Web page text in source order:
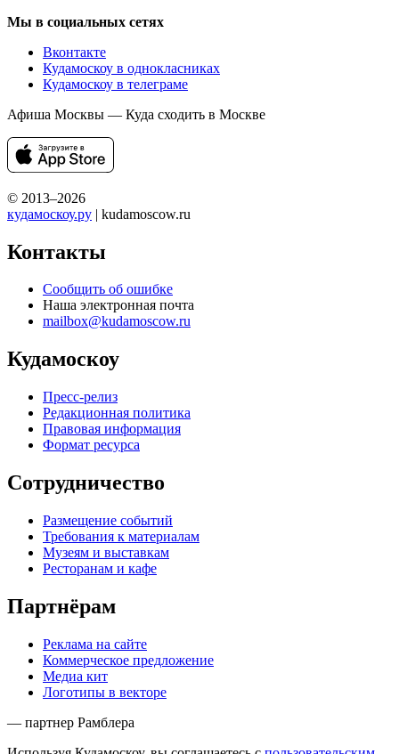
Мы в социальных сетях
Вконтакте
Кудамоскоу в однокласниках
Кудамоскоу в телеграме
Афиша Москвы — Куда сходить в Москве
© 2013–2026
кудамоскоу.ру | kudamoscow.ru
Контакты
Сообщить об ошибке
Наша электронная почта
mailbox@kudamoscow.ru
Кудамоскоу
Пресс-релиз
Редакционная политика
Правовая информация
Формат ресурса
Сотрудничество
Размещение событий
Требования к материалам
Музеям и выставкам
Ресторанам и кафе
Партнёрам
Реклама на сайте
Коммерческое предложение
Медиа кит
Логотипы в векторе
— партнер Рамблера